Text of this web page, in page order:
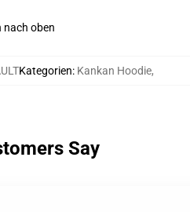
nach oben
Kategorien: Kankan Hoodie,
Say